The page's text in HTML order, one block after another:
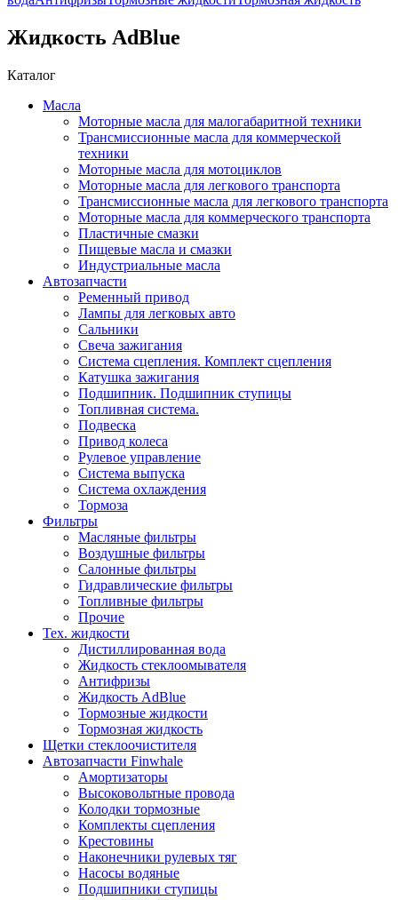
Жидкость AdBlue
Каталог
Масла
Моторные масла для малогабаритной техники
Трансмиссионные масла для коммерческой
техники
Моторные масла для мотоциклов
Моторные масла для легкового транспорта
Трансмиссионные масла для легкового транспорта
Моторные масла для коммерческого транспорта
Пластичные смазки
Пищевые масла и смазки
Индустриальные масла
Автозапчасти
Ременный привод
Лампы для легковых авто
Сальники
Свеча зажигания
Система сцепления. Комплект сцепления
Катушка зажигания
Подшипник. Подшипник ступицы
Топливная система.
Подвеска
Привод колеса
Рулевое управление
Система выпуска
Система охлаждения
Тормоза
Фильтры
Масляные фильтры
Воздушные фильтры
Салонные фильтры
Гидравлические фильтры
Топливные фильтры
Прочие
Тех. жидкости
Дистиллированная вода
Жидкость стеклоомывателя
Антифризы
Жидкость AdBlue
Тормозные жидкости
Тормозная жидкость
Щетки стеклоочистителя
Автозапчасти Finwhale
Амортизаторы
Высоковольтные провода
Колодки тормозные
Комплекты сцепления
Крестовины
Наконечники рулевых тяг
Насосы водяные
Подшипники ступицы